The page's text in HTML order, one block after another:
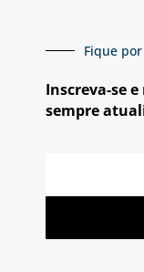
Fique
Inscreva-se
sempre